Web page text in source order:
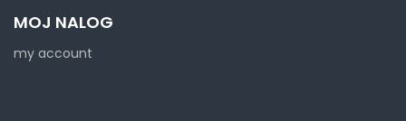
MOJ NALOG
my account